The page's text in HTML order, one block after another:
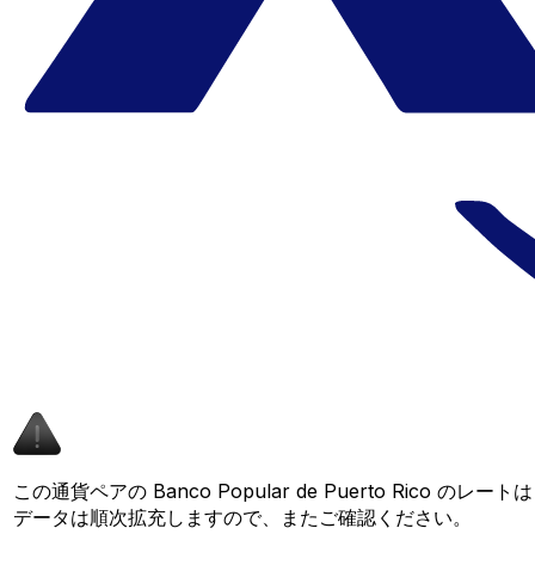
この通貨ペアの Banco Popular de Puerto Rico のレート
データは順次拡充しますので、またご確認ください。